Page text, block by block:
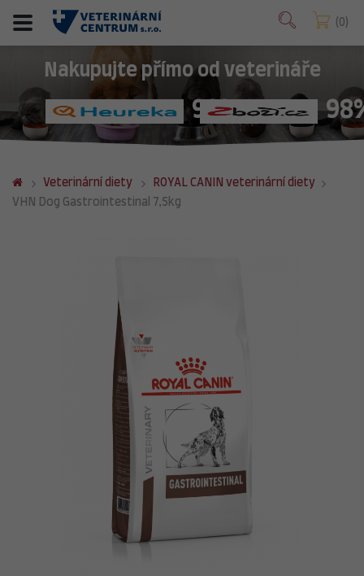
0
Nakupujte přímo od veterináře
98%
Veterinární diety
ROYAL CANIN veterinární diety
VHN Dog Gastrointestinal 7,5kg